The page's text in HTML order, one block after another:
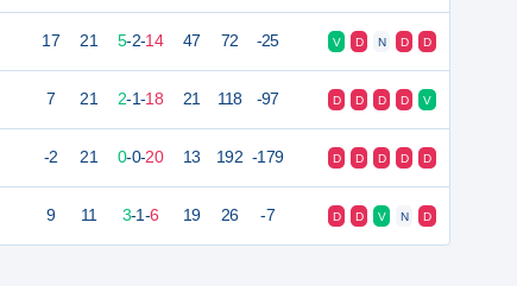
17 21 5-2-14 47 72 -25 V D N D D
7 21 2-1-18 21 118 -97 D D D D V
-2 21 0-0-20 13 192 -179 D D D D D
9 11 3-1-6 19 26 -7 D D V N D